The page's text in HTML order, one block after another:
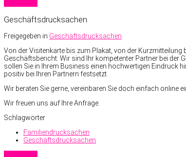
Geschäftsdrucksachen
Freigegeben in Geschäftsdrucksachen
Von der Visitenkarte bis zum Plakat, von der
Geschäftsbericht: Wir sind Ihr kompetenter Partner bei der
sollen Sie in Ihrem Business einen hochwertigen Eindruck
positiv bei Ihren Partnern festsetzt.
Wir beraten Sie gerne, vereinbaren Sie doch einfach online
Wir freuen uns auf Ihre Anfrage.
Schlagwörter
Familiendrucksachen
Geschäftsdrucksachen